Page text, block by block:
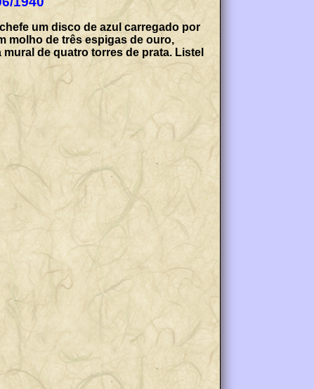
um disco de azul carregado por
molho de três espigas de ouro,
de quatro torres de prata. Listel